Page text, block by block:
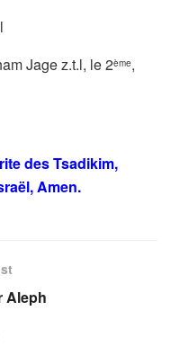
Jage z.t.l, le 2ème,
des Tsadikim,
Amen.
Aleph